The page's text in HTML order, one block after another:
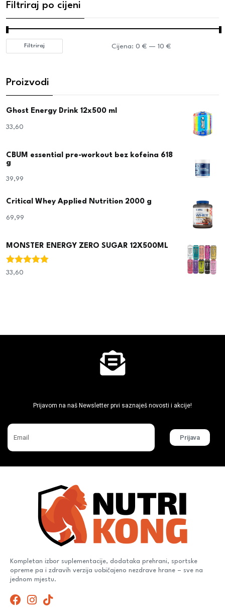
Filtriraj po cijeni
Filtriraj Cijena: 0 €— 10 €
Proizvodi
Ghost Energy Drink 12x500 ml
33,60
CBUM essential pre-workout bez kofeina 618
g
39,99
Critical Whey Applied Nutrition 2000 g
69,99
MONSTER ENERGY ZERO SUGAR 12X500ML
Ocjenjeno
33,60
Prijavom na naš Newsletter prvi saznaješ novosti i akcije!
Prijava
Kompletan izbor suplementacije, dodataka prehrani, sportske
opreme pa i zdravih verzija uobičajeno nezdrave hrane – sve na
jednom mjestu.